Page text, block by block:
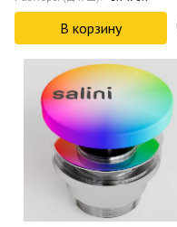
В корзину